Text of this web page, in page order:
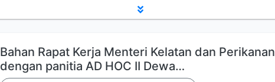
Bahan Rapat Kerja Menteri Kelatan dan Perikanan
dengan panitia AD HOC II Dewa…